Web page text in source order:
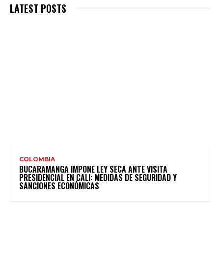
LATEST POSTS
COLOMBIA
BUCARAMANGA IMPONE LEY SECA ANTE VISITA
PRESIDENCIAL EN CALI: MEDIDAS DE SEGURIDAD Y
SANCIONES ECONÓMICAS